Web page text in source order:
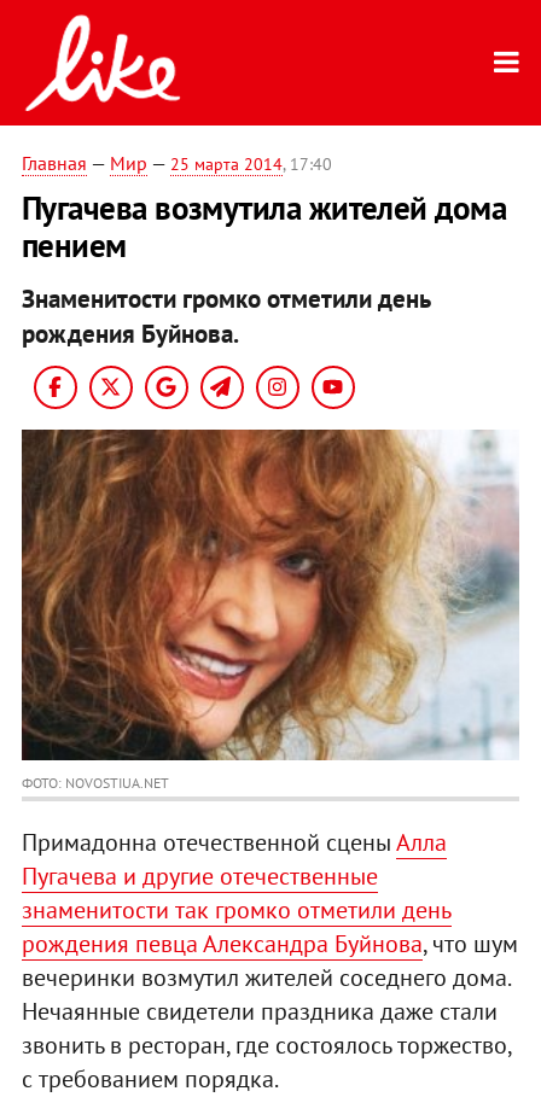
Главная — Мир — 25 марта 2014, 17:40
Пугачева возмутила жителей дома
пением
Знаменитости громко отметили день
рождения Буйнова.
ФОТО: NOVOSTIUA.NET
Примадонна отечественной сценыАлла
Пугачева и другие отечественные
знаменитости так громко отметили день
рождения певца Александра Буйнова, что шум
вечеринки возмутил жителей соседнего дома.
Нечаянные свидетели праздника даже стали
звонить в ресторан, где состоялось торжество,
с требованием порядка.